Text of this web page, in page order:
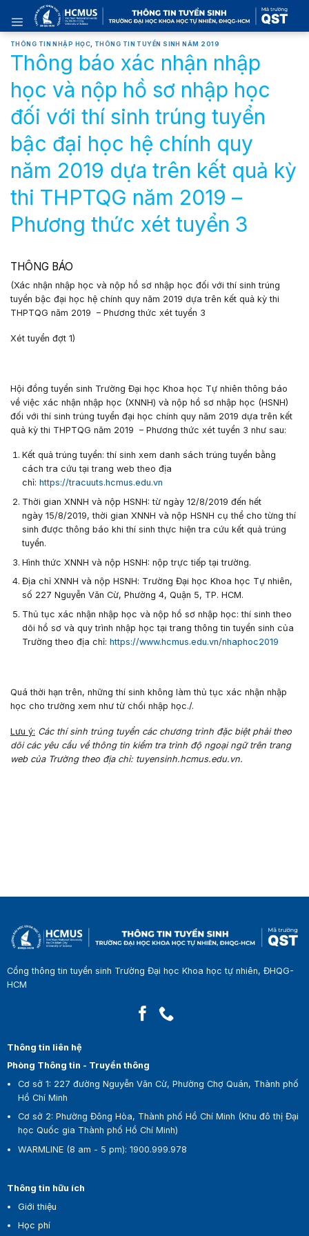
content
THÔNG TIN NHẬP HỌC THÔNG TIN TUYỂN SINH NĂM 2019
Thông báo xác nhận nhập
học và nộp hồ sơ nhập học
đối với thí sinh trúng tuyển
bậc đại học hệ chính quy
năm 2019 dựa trên kết quả kỳ
thi THPTQG năm 2019 –
Phương thức xét tuyển 3
THÔNG BÁO
(Xác nhận nhập học và nộp hồ sơ nhập học đối với thí sinh trúng
tuyển bậc đại học hệ chính quy năm 2019 dựa trên kết quả kỳ thi
THPTQG năm 2019 – Phương thức xét tuyển 3
Xét tuyển đợt 1)
Hội đồng tuyển sinh Trường Đại học Khoa học Tự nhiên thông báo
về việc xác nhận nhập học (XNNH) và nộp hồ sơ nhập học (HSNH)
đối với thí sinh trúng tuyển đại học chính quy năm 2019 dựa trên kết
quả kỳ thi THPTQG năm 2019 – Phương thức xét tuyển 3 như sau:
Kết quả trúng tuyển: thí sinh xem danh sách trúng tuyển bằng
cách tra cứu tại trang web theo địa
chỉ: https://tracuuts.hcmus.edu.vn
Thời gian XNNH và nộp HSNH:từ ngày 12/8/2019 đến hết
ngày 15/8/2019,thời gian XNNH và nộp HSNH cụ thể cho từng thí
sinh được thông báo khi thí sinh thực hiện tra cứu kết quả trúng
tuyển.
Hình thức XNNH và nộp HSNH: nộp trực tiếp tại trường.
Địa chỉ XNNH và nộp HSNH: Trường Đại học Khoa học Tự nhiên,
số 227 Nguyễn Văn Cừ, Phường 4, Quận 5, TP. HCM.
Thủ tục xác nhận nhập học và nộp hồ sơ nhập học: thí sinh theo
dõi hồ sơ và quy trình nhập học tại trang thông tin tuyển sinh của
Trường theo địa chỉ: https://www.hcmus.edu.vn/nhaphoc2019
Quá thời hạn trên, những thí sinh không làm thủ tục xác nhận nhập
học cho trường xem như từ chối nhập học./.
Lưu ý: Các thí sinh trúng tuyển các chương trình đặc biệt phải theo
dõi các yêu cầu về thông tin kiểm tra trình độ ngoại ngữ trên trang
web của Trường theo địa chỉ: tuyensinh.hcmus.edu.vn.
Cổng thông tin tuyển sinh Trường Đại học Khoa học tự nhiên, ĐHQG-
HCM
Thông tin liên hệ
Phòng Thông tin - Truyền thông
Cơ sở 1: 227 đường Nguyễn Văn Cừ, Phường Chợ Quán, Thành phố
Hồ Chí Minh
Cơ sở 2: Phường Đông Hòa, Thành phố Hồ Chí Minh (Khu đô thị Đại
học Quốc gia Thành phố Hồ Chí Minh)
WARMLINE (8 am - 5 pm):1900.999.978
Thông tin hữu ích
Giới thiệu
Học phí